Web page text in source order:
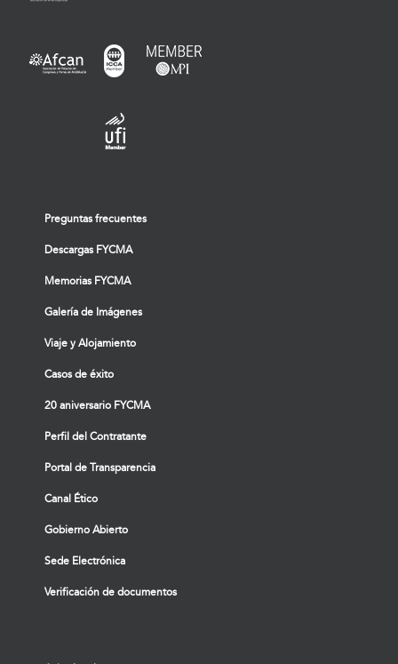
Preguntas frecuentes
Descargas FYCMA
Memorias FYCMA
Galería de Imágenes
Viaje y Alojamiento
Casos de éxito
20 aniversario FYCMA
Perfil del Contratante
Portal de Transparencia
Canal Ético
Gobierno Abierto
Sede Electrónica
Verificación de documentos